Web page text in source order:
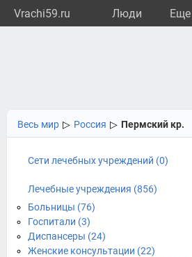
Vrachi59.ru Люди Eще
Весь мир ▷ Россия ▷ Пермский кр.
Сети лечебных учреждений (0)
Лечебные учреждения (856)
Больницы (76)
Госпитали (3)
Диспансеры (24)
Женские консультации (22)